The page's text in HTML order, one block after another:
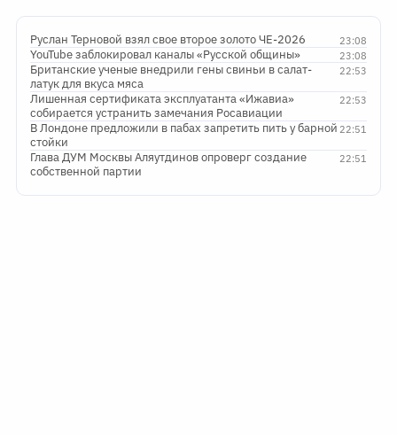
23:08
Руслан Терновой взял свое второе золото ЧЕ-2026
23:08
YouTube заблокировал каналы «Русской общины»
22:53
Британские ученые внедрили гены свиньи в салат-
латук для вкуса мяса
22:53
Лишенная сертификата эксплуатанта «Ижавиа»
собирается устранить замечания Росавиации
22:51
В Лондоне предложили в пабах запретить пить у барной
стойки
22:51
Глава ДУМ Москвы Аляутдинов опроверг создание
собственной партии